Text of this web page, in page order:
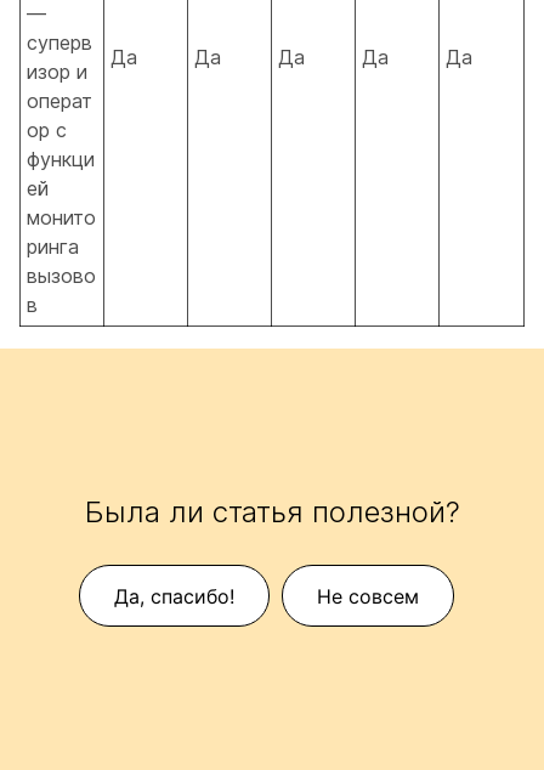
—
суперв
изор и
операт
ор с
функци
ей
монито
ринга
вызово
в
Да Да Да Да Да
Была ли статья полезной?
Да, спасибо! Не совсем